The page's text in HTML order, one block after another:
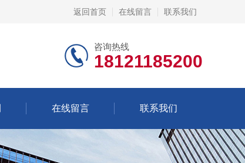
返回首页 在线留言 联系我们
咨询热线
18121185200
在线留言 联系我们